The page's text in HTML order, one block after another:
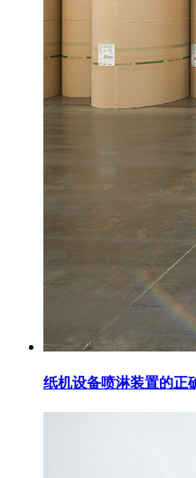
纸机设备喷淋装置的正